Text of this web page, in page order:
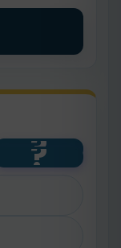
?
alto
?
pan